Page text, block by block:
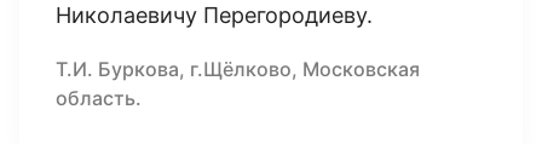
Николаевичу Перегородиеву.
Т.И. Буркова, г.Щёлково, Московская
область.